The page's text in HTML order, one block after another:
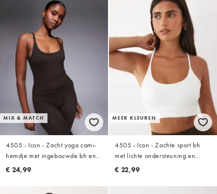
MIX & MATCH
4505 - Icon - Zacht yoga cami-
hemdje met ingebouwde bh en
verstelbare bandjes in
€ 24,99
MEER KLEUREN
4505 - Icon - Zachte sport bh
met lichte ondersteuning en
verstelbare bandjes in wit
€ 22,99